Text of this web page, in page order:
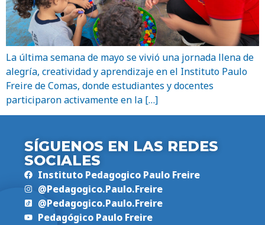
La última semana de mayo se vivió una jornada llena de
alegría, creatividad y aprendizaje en el Instituto Paulo
Freire de Comas, donde estudiantes y docentes
participaron activamente en la […]
SÍGUENOS EN LAS REDES
SOCIALES
Instituto Pedagogico Paulo Freire
@Pedagogico.Paulo.Freire
@Pedagogico.Paulo.Freire
Pedagógico Paulo Freire